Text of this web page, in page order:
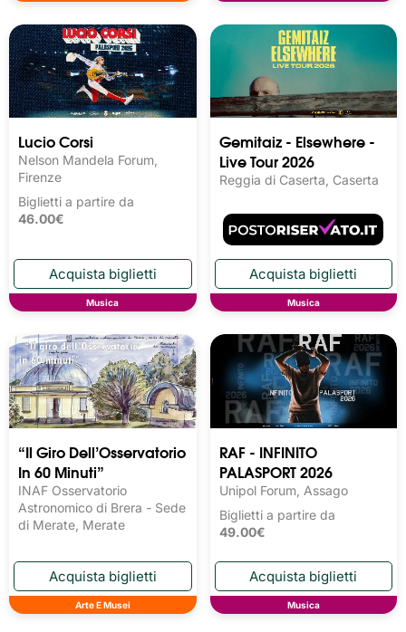
Lucio Corsi
Nelson Mandela Forum,
Firenze
Biglietti a partire da
46.00€
Musica
Gemitaiz - Elsewhere -
Live Tour 2026
Reggia di Caserta, Caserta
Musica
“Il Giro Dell’Osservatorio
In 60 Minuti”
INAF Osservatorio
Astronomico di Brera - Sede
di Merate, Merate
Arte E Musei
RAF - INFINITO
PALASPORT 2026
Unipol Forum, Assago
Biglietti a partire da
49.00€
Musica